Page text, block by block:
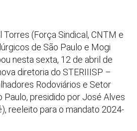
(Força Sindical, CNTM e
de São Paulo e Mogi
nesta sexta, 12 de abril de
diretoria do STERIIISP –
Rodoviários e Setor
Paulo, presidido por José Alves
reeleito para o mandato 2024-